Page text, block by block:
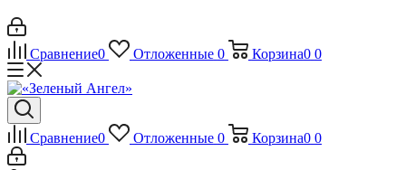
Сравнение0 Отложенные 0 Корзина0 0
Сравнение0 Отложенные 0 Корзина0 0